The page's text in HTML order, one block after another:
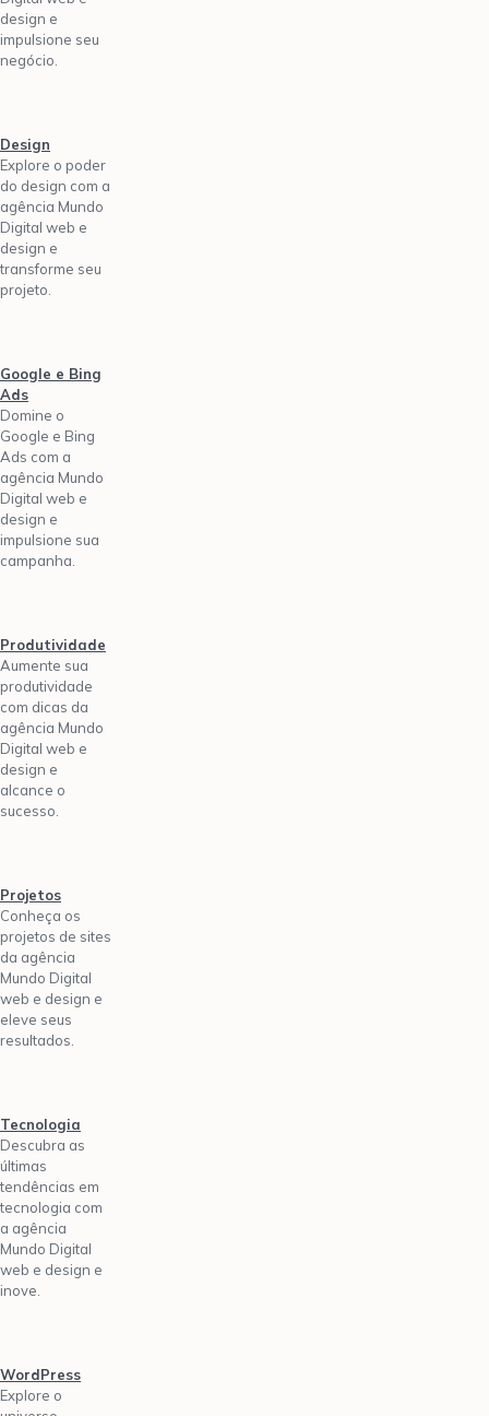
design e
impulsione seu
negócio.
Design
Explore o poder
do design com a
agência Mundo
Digital web e
design e
transforme seu
projeto.
Google e Bing
Ads
Domine o
Google e Bing
Ads com a
agência Mundo
Digital web e
design e
impulsione sua
campanha.
Produtividade
Aumente sua
produtividade
com dicas da
agência Mundo
Digital web e
design e
alcance o
sucesso.
Projetos
Conheça os
projetos de sites
da agência
Mundo Digital
web e design e
eleve seus
resultados.
Tecnologia
Descubra as
últimas
tendências em
tecnologia com
a agência
Mundo Digital
web e design e
inove.
WordPress
Explore o